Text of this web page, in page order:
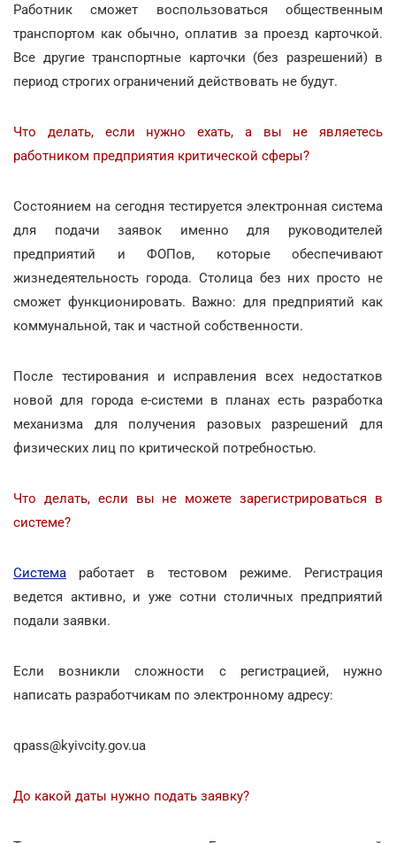
Работник сможет воспользоваться общественным
транспортом как обычно, оплатив за проезд карточкой.
Все другие транспортные карточки (без разрешений) в
период строгих ограничений действовать не будут.
Что делать, если нужно ехать, а вы не являетесь
работником предприятия критической сферы?
Состоянием на сегодня тестируется электронная система
для подачи заявок именно для руководителей
предприятий и ФОПов, которые обеспечивают
жизнедеятельность города. Столица без них просто не
сможет функционировать. Важно: для предприятий как
коммунальной, так и частной собственности.
После тестирования и исправления всех недостатков
новой для города е-системи в планах есть разработка
механизма для получения разовых разрешений для
физических лиц по критической потребностью.
Что делать, если вы не можете зарегистрироваться в
системе?
Cистема работает в тестовом режиме. Регистрация
ведется активно, и уже сотни столичных предприятий
подали заявки.
Если возникли сложности с регистрацией, нужно
написать разработчикам по электронному адресу:
qpass@kyivcity.gov.ua
До какой даты нужно подать заявку?